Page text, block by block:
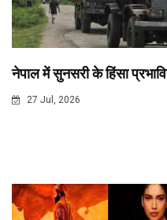
नेपाल में सुनसरी के हिंसा
27 Jul, 2026